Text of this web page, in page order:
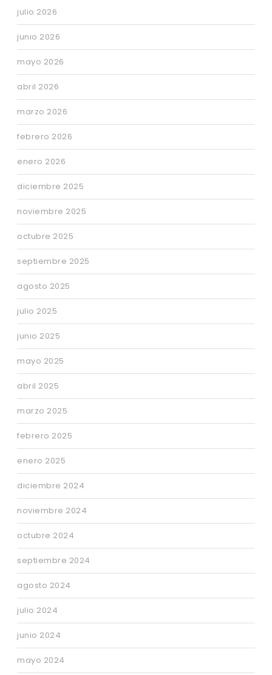
julio 2026
junio 2026
mayo 2026
abril 2026
marzo 2026
febrero 2026
enero 2026
diciembre 2025
noviembre 2025
octubre 2025
septiembre 2025
agosto 2025
julio 2025
junio 2025
mayo 2025
abril 2025
marzo 2025
febrero 2025
enero 2025
diciembre 2024
noviembre 2024
octubre 2024
septiembre 2024
agosto 2024
julio 2024
junio 2024
mayo 2024